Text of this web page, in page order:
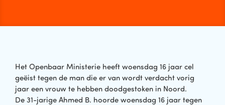
Het Openbaar Ministerie heeft woensdag 16 jaar cel
geëist tegen de man die er van wordt verdacht vorig
jaar een vrouw te hebben doodgestoken in Noord.
De 31-jarige Ahmed B. hoorde woensdag 16 jaar tegen